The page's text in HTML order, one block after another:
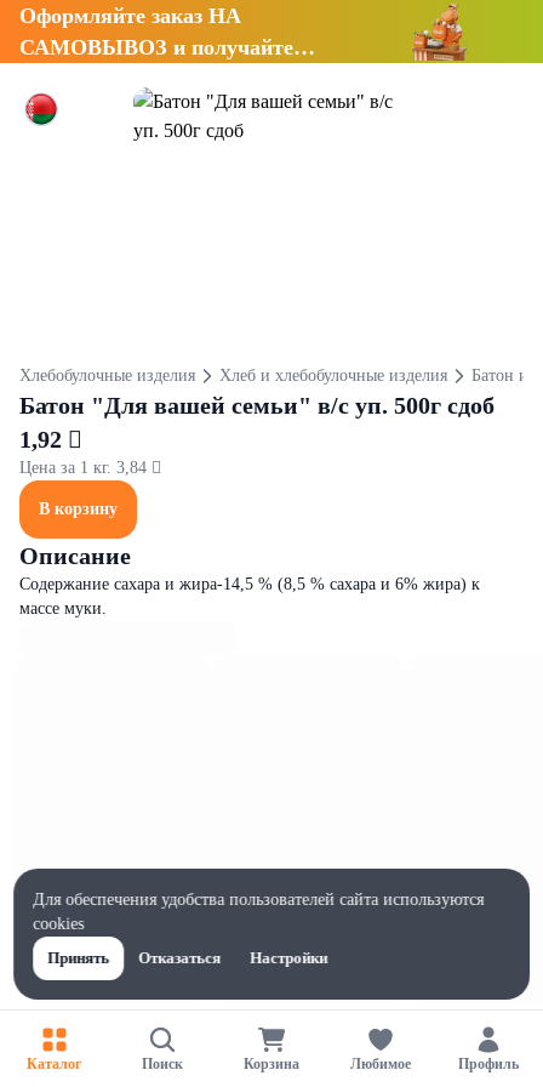
Оформляйте заказ НА
САМОВЫВОЗ и получайте
Хлебобулочные изделия Хлеб и хлебобулочные изделия Батон и
Батон "Для вашей семьи" в/с уп. 500г сдоб
1,92 
Цена за 1 кг. 3,84 
В корзину
Описание
Содержание сахара и жира-14,5 % (8,5 % сахара и 6% жира) к
массе муки.
Характеристики
Ширина, мм
100
Каталог Поиск Корзина Любимое Профиль
Для обеспечения удобства пользователей сайта используются
cookies
Принять
Отказаться Настройки